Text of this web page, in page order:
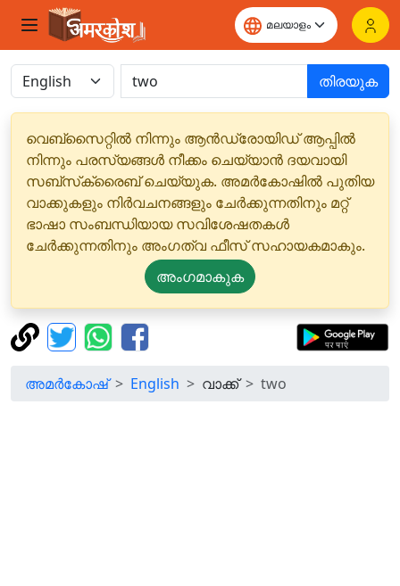
തിരയുക
വെബ്‌സൈറ്റിൽ നിന്നും ആൻഡ്രോയിഡ് ആപ്പിൽ
നിന്നും പരസ്യങ്ങൾ നീക്കം ചെയ്യാൻ ദയവായി
സബ്‌സ്‌ക്രൈബ് ചെയ്യുക. അമർകോഷിൽ പുതിയ
വാക്കുകളും നിർവചനങ്ങളും ചേർക്കുന്നതിനും മറ്റ്
ഭാഷാ സംബന്ധിയായ സവിശേഷതകൾ
ചേർക്കുന്നതിനും അംഗത്വ ഫീസ് സഹായകമാകും.
അംഗമാകുക
അമർകോഷ് English വാക്ക് two